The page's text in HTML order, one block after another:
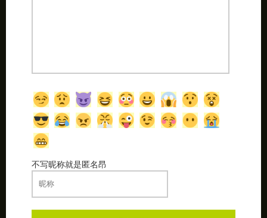
不写昵称就是匿名昂